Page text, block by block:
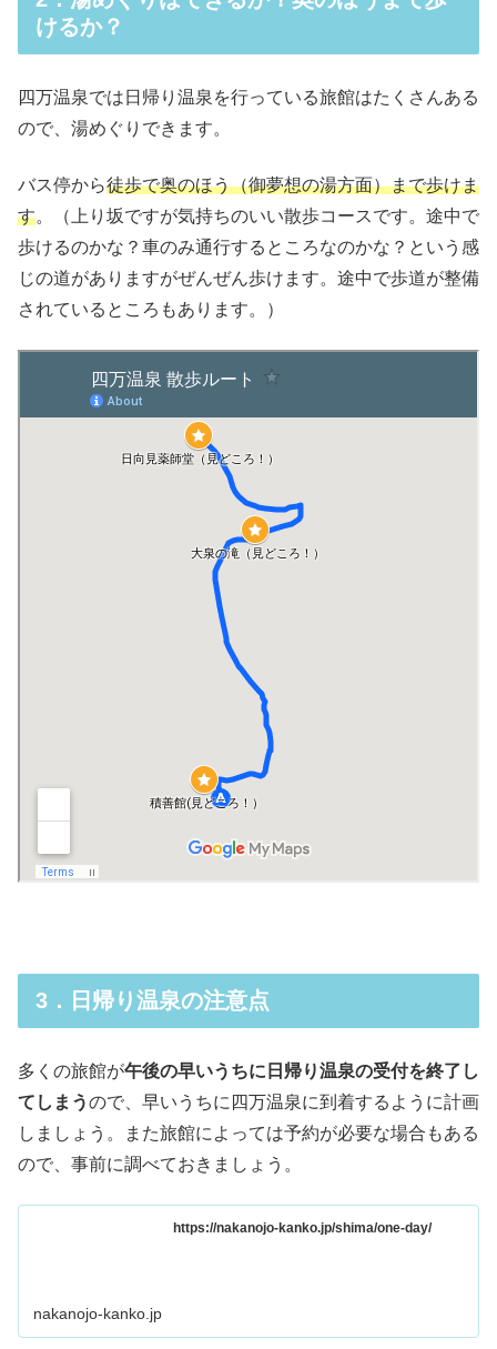
けるか？
四万温泉では日帰り温泉を行っている旅館はたくさんある
ので、湯めぐりできます。
バス停から徒歩で奥のほう（御夢想の湯方面）まで歩けま
す。（上り坂ですが気持ちのいい散歩コースです。途中で
歩けるのかな？車のみ通行するところなのかな？という感
じの道がありますがぜんぜん歩けます。途中で歩道が整備
されているところもあります。）
3．日帰り温泉の注意点
多くの旅館が午後の早いうちに日帰り温泉の受付を終了し
てしまうので、早いうちに四万温泉に到着するように計画
しましょう。また旅館によっては予約が必要な場合もある
ので、事前に調べておきましょう。
https://nakanojo-kanko.jp/shima/one-day/
nakanojo-kanko.jp